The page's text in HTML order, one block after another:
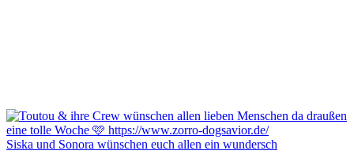
Siska und Sonora wünschen euch allen ein wundersch